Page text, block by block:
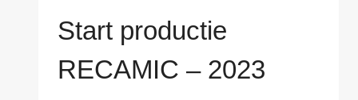
Start productie
RECAMIC – 2023